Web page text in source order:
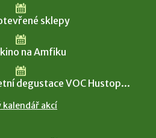
sklepy
na Amfiku
degustace VOC Hustop...
kalendář akcí